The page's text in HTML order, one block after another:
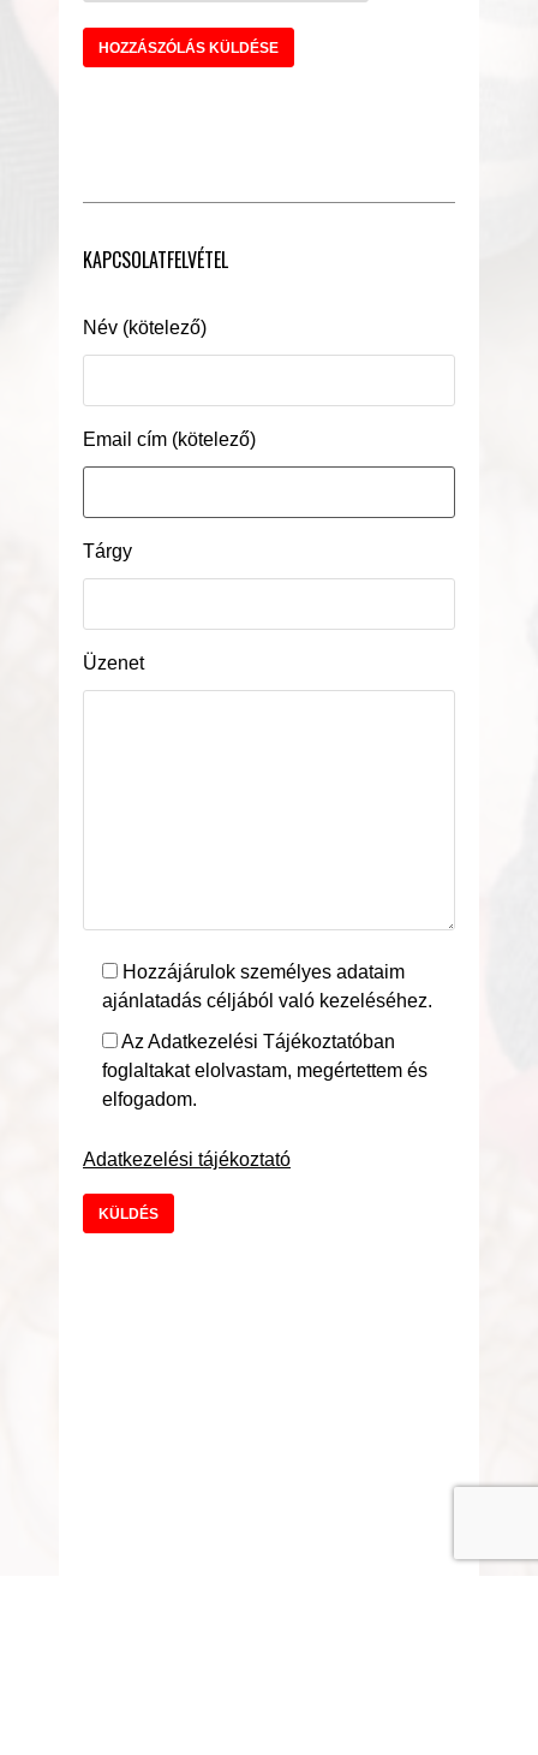
KAPCSOLATFELVÉTEL
Név (kötelező)
Email cím (kötelező)
Tárgy
Üzenet
Hozzájárulok személyes adataim
ajánlatadás céljából való kezeléséhez.
Az Adatkezelési Tájékoztatóban
foglaltakat elolvastam, megértettem és
elfogadom.
Adatkezelési tájékoztató